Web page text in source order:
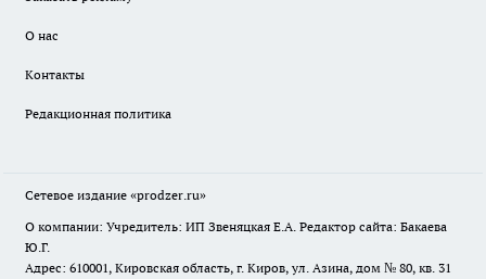
О нас
Контакты
Редакционная политика
Сетевое издание «prodzer.ru»
О компании: Учредитель: ИП Звеняцкая Е.А. Редактор сайта: Бакаева
Ю.Г.
Адрес: 610001, Кировская область, г. Киров, ул. Азина, дом № 80, кв. 31